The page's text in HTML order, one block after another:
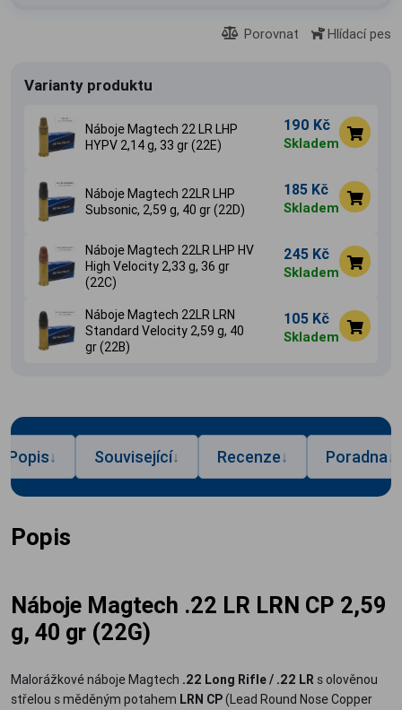
Porovnat Hlídací pes
Varianty produktu
Náboje Magtech 22 LR LHP
HYPV 2,14 g, 33 gr (22E)
190 Kč
Skladem
Náboje Magtech 22LR LHP
Subsonic, 2,59 g, 40 gr (22D)
185 Kč
Skladem
Náboje Magtech 22LR LHP HV
High Velocity 2,33 g, 36 gr
(22C)
245 Kč
Skladem
Náboje Magtech 22LR LRN
Standard Velocity 2,59 g, 40
gr (22B)
105 Kč
Skladem
Popis↓ Související↓ Recenze↓ Poradna↓
Popis
Náboje Magtech .22 LR LRN CP 2,59
g, 40 gr (22G)
Malorážkové náboje Magtech .22 Long Rifle / .22 LR s olověnou
střelou s měděným potahem LRN CP(Lead Round Nose Copper